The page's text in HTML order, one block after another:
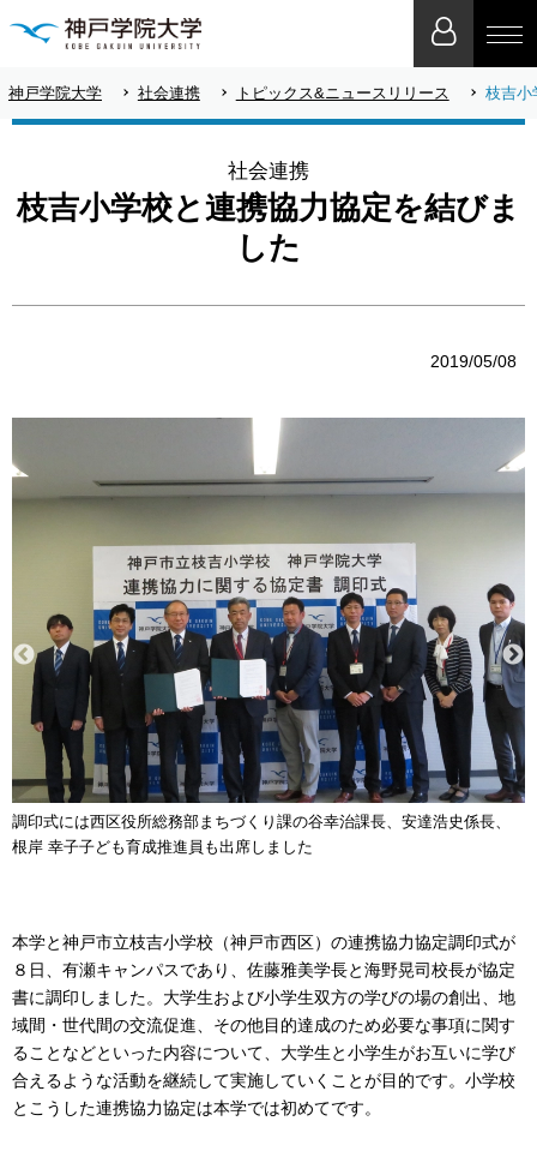
神戸学院大学 社会連携 トピックス&ニュースリリース 枝吉小
社会連携
枝吉小学校と連携協力協定を結びま
した
2019/05/08
調印式には西区役所総務部まちづくり課の谷幸治課長、安達浩史係長、
根岸 幸子子ども育成推進員も出席しました
本学と神戸市立枝吉小学校（神戸市西区）の連携協力協定調印式が
８日、有瀬キャンパスであり、佐藤雅美学長と海野晃司校長が協定
書に調印しました。大学生および小学生双方の学びの場の創出、地
域間・世代間の交流促進、その他目的達成のため必要な事項に関す
ることなどといった内容について、大学生と小学生がお互いに学び
合えるような活動を継続して実施していくことが目的です。小学校
とこうした連携協力協定は本学では初めてです。